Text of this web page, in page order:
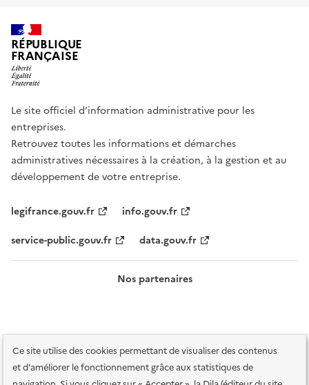
Ce site utilise des cookies permettant de visualiser des contenus
et d'améliorer le fonctionnement grâce aux statistiques de
RÉPUBLIQUE
FRANÇAISE
Le site officiel d’information administrative pour les
entreprises.
Retrouvez toutes les informations et démarches
administratives nécessaires à la création, à la gestion et au
développement de votre entreprise.
legifrance.gouv.fr
info.gouv.fr
service-public.gouv.fr
data.gouv.fr
Nos partenaires